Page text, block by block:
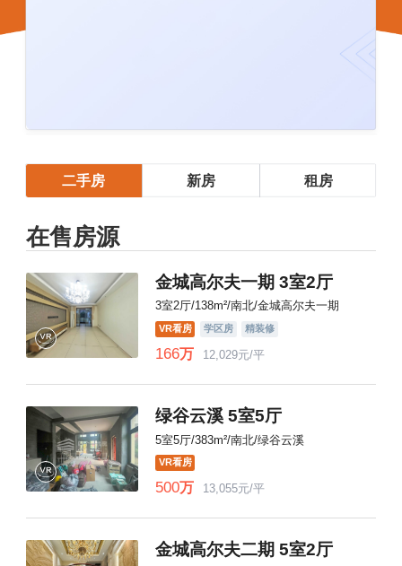
二手房 新房 租房
在售房源
金城高尔夫一期 3室2厅
3室2厅/138m²/南北/金城高尔夫一期
VR看房 学区房 精装修
166万 12,029元/平
绿谷云溪 5室5厅
5室5厅/383m²/南北/绿谷云溪
VR看房
500万 13,055元/平
金城高尔夫二期 5室2厅